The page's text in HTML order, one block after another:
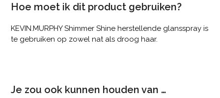
Hoe moet ik dit product gebruiken?
KEVIN.MURPHY Shimmer Shine herstellende glansspray is
te gebruiken op zowel nat als droog haar.
Je zou ook kunnen houden van …